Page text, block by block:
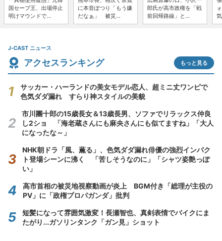
国セーブ王、出場停止
明けマウンドで...
に本音ぽつり「もう嫌
だなぁ」 被災...
郎氏が高市政権を「戦
前回帰路線」と...
J-CAST ニュース
アクセスランキング もっと見る
サッカー・ハーランドの美女モデル恋人、超ミニ丈ワンピで
色気ダダ漏れ すらり神スタイルの美貌
市川團十郎の15歳長女＆13歳長男、ソファでリラックス仲良
し2ショ 「海老蔵さんにも麻央さんにも似てますね」「大人
になったな～」
NHK朝ドラ「風、薫る」、色気ダダ漏れ俳優の強烈インパク
ト登場シーンに沸く 「苦しそうなのに」「シャツ姿艶っぽ
い」
高市首相の被災地視察動画が炎上 BGM付き「総理が主役の
PV」に「政権プロパガンダ」批判
短髪になって雰囲気激変！長瀬智也、真剣表情でバイクにま
たがり...ガソリンタンク「ガン見」ショット